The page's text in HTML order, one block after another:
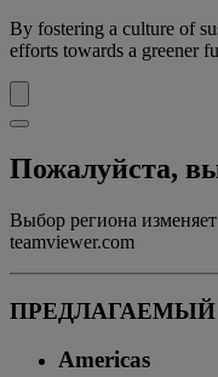
By fostering a culture of
efforts towards a greener
Пожалуйста,
Выбор региона
teamviewer.com
Americas